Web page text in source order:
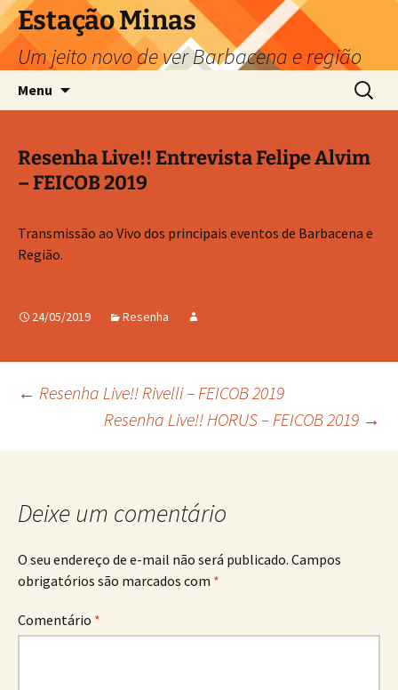
Pular
para
o
conteúdo
Estação Minas
Um jeito novo de ver Barbacena e região
Menu
por:
Resenha Live!! Entrevista Felipe Alvim
– FEICOB 2019
Transmissão ao Vivo dos principais eventos de Barbacena e
Região.
24/05/2019 Resenha
Navegação
de
posts
← Resenha Live!! Rivelli – FEICOB 2019
Resenha Live!! HORUS – FEICOB 2019 →
Deixe um comentário
O seu endereço de e-mail não será publicado. Campos
obrigatórios são marcados com *
Comentário *